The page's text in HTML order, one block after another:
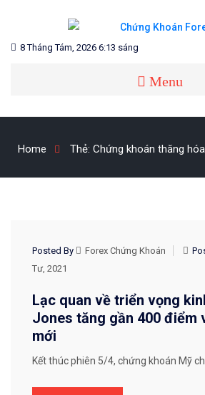
content
CHỨNG KHOÁN
Blog chia sẻ về Chứng Khoán và Forex
8 Tháng Tám, 2026 6:13 sáng
Menu
Home Thẻ: Chứng khoán thăng hóa
THỊ TRƯỜNG CHỨNG KHOÁN MỸ & QUỐC TẾ
Posted By Forex Chứng Khoán
Tư, 2021
Lạc quan về triển vọng
Jones tăng gần 400 điểm
mới
Kết thúc phiên 5/4, chứng khoán Mỹ